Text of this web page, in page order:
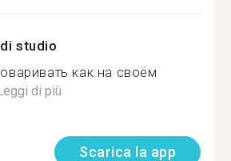
studio
как на своём
di più
Scarica la app